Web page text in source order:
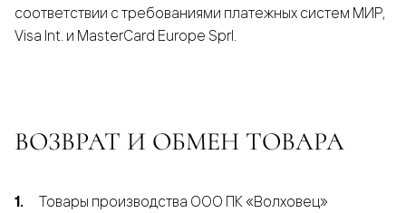
соответствии с требованиями платежных систем МИР,
Visa Int. и MasterCard Europe Sprl.
ВОЗВРАТ И ОБМЕН ТОВАРА
Товары производства ООО ПК «Волховец»